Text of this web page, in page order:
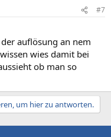
#7
auflösung an nem
wies damit bei
ob man so
um hier zu antworten.